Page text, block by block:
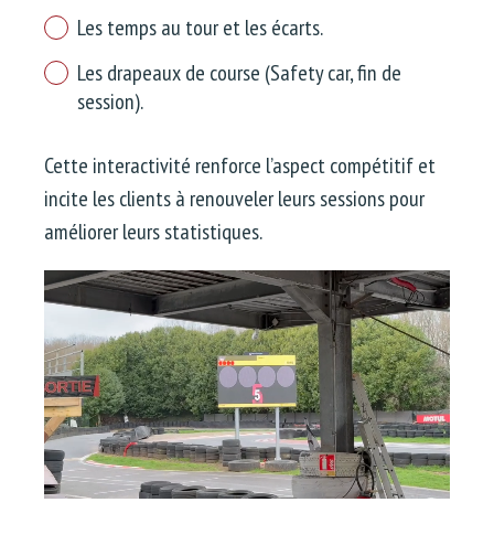
Les temps au tour et les écarts.
Les drapeaux de course (Safety car, fin de
session).
Cette interactivité renforce l’aspect compétitif et
incite les clients à renouveler leurs sessions pour
améliorer leurs statistiques.